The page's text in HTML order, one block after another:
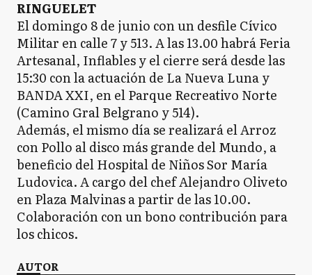
RINGUELET
El domingo 8 de junio con un desfile Cívico
Militar en calle 7 y 513. A las 13.00 habrá Feria
Artesanal, Inflables y el cierre será desde las
15:30 con la actuación de La Nueva Luna y
BANDA XXI, en el Parque Recreativo Norte
(Camino Gral Belgrano y 514).
Además, el mismo día se realizará el Arroz
con Pollo al disco más grande del Mundo, a
beneficio del Hospital de Niños Sor María
Ludovica. A cargo del chef Alejandro Oliveto
en Plaza Malvinas a partir de las 10.00.
Colaboración con un bono contribución para
los chicos.
AUTOR